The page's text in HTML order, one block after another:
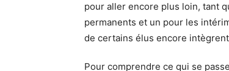
pour aller encore plus loin, tant
permanents et un pour les
de certains élus encore
Pour comprendre ce qui se